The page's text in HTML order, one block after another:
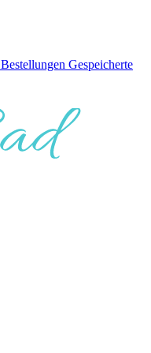
Bestellungen Gespeicherte